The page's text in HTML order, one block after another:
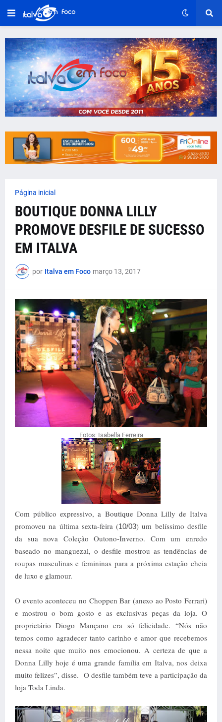
Página inicial
BOUTIQUE DONNA LILLY
PROMOVE DESFILE DE SUCESSO
EM ITALVA
por Italva em Foco março 13, 2017
Fotos: Isabella Ferreira
Com público expressivo, a Boutique Donna Lilly de Italva
promoveu na última sexta-feira (10/03) um belíssimo desfile
da sua nova Coleção Outono-Inverno. Com um enredo
baseado no manguezal, o desfile mostrou as tendências de
roupas masculinas e femininas para a próxima estação cheia
de luxo e glamour.
O evento aconteceu no Choppen Bar (anexo ao Posto Ferrari)
e mostrou o bom gosto e as exclusivas peças da loja. O
proprietário Diogo Mançano era só felicidade. “Nós não
temos como agradecer tanto carinho e amor que recebemos
nessa noite que muito nos emocionou. A certeza de que a
Donna Lilly hoje é uma grande família em Italva, nos deixa
muito felizes”, disse. O desfile também teve a participação da
loja Toda Linda.